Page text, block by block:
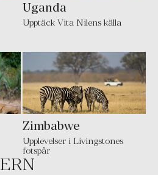
Uganda
Upptäck Vita Nilens källa
Zimbabwe
Upplevelser i Livingstones
fotspår